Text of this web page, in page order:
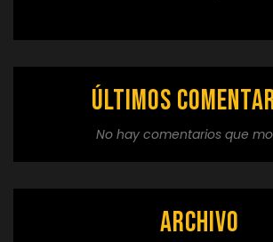
Últimos
No hay comentarios que
Archivo